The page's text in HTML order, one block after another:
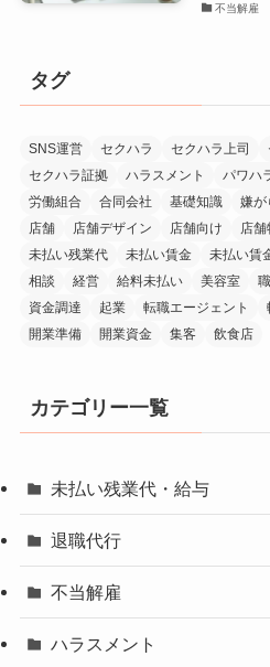
不当解雇
タグ
SNS運営 セクハラ セクハラ上司
セクハラ証拠
ハラスメント パワハ
労働組合
合同会社 基礎知識 嫌が
店舗
店舗デザイン 店舗向け 店
未払い残業代
未払い賃金 未払い賃
相談
経営 給料未払い 美容室
資金調達
起業 転職エージェント
開業準備
開業資金 集客 飲食店
カテゴリー一覧
未払い残業代・給与
退職代行
不当解雇
ハラスメント